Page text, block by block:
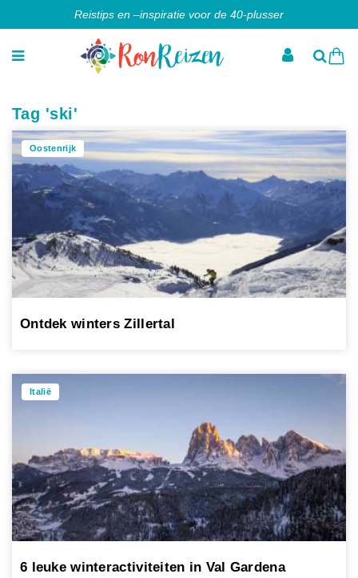
Reistips en –inspiratie voor de 40-plusser
Tag 'ski'
Oostenrijk
Ontdek winters Zillertal
Italië
6 leuke winteractiviteiten in Val Gardena